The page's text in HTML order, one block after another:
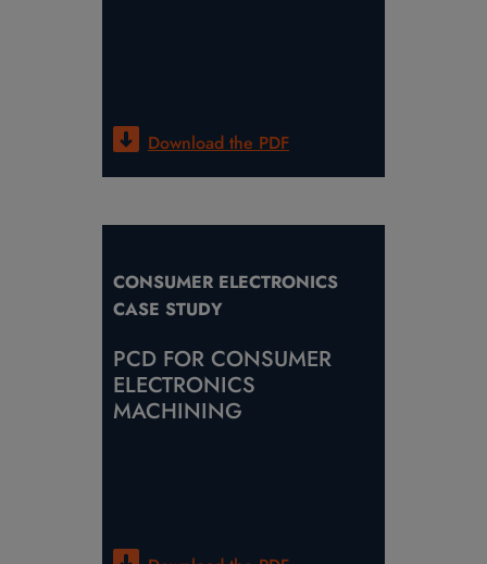
Download the PDF
CONSUMER ELECTRONICS
CASE STUDY
PCD FOR CONSUMER
ELECTRONICS
MACHINING